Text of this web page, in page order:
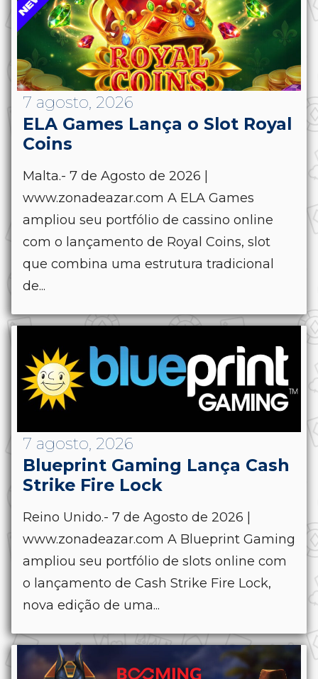
7 agosto, 2026
ELA Games Lança o Slot Royal
Coins
Malta.- 7 de Agosto de 2026 |
www.zonadeazar.com A ELA Games
ampliou seu portfólio de cassino online
com o lançamento de Royal Coins, slot
que combina uma estrutura tradicional
de...
7 agosto, 2026
Blueprint Gaming Lança Cash
Strike Fire Lock
Reino Unido.- 7 de Agosto de 2026 |
www.zonadeazar.com A Blueprint Gaming
ampliou seu portfólio de slots online com
o lançamento de Cash Strike Fire Lock,
nova edição de uma...